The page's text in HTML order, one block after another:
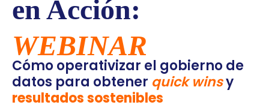
en Acción:
WEBINAR
Cómo operativizar el gobierno de
datos para obtener quick winsy
resultados sostenibles